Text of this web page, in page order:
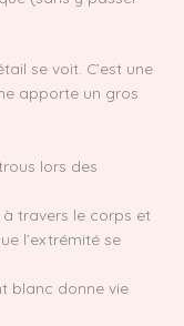
se voit. C’est une
apporte un gros
lors des
à travers le corps et
l’extrémité se
blanc donne vie